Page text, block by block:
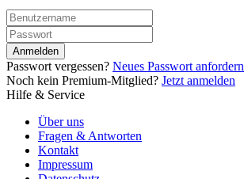
Anmelden
Passwort vergessen? Neues Passwort anfordern
Noch kein Premium-Mitglied? Jetzt anmelden
Hilfe & Service
Über uns
Fragen & Antworten
Kontakt
Impressum